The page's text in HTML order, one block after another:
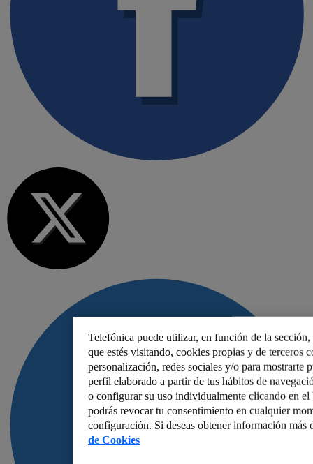
Telefónica puede utilizar, en función de la
que estés visitando, cookies propias y de terceros
personalización, redes sociales y/o para mostrarte
perfil elaborado a partir de tus hábitos de
o configurar su uso individualmente clicando en
podrás revocar tu consentimiento en cualquier
configuración. Si deseas obtener información más
de Cookies